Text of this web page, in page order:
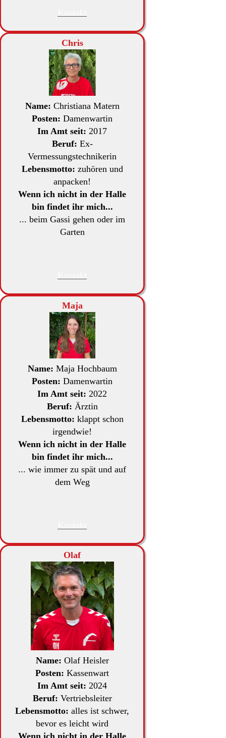
Chris
Name: Christiana Matern
Posten: Damenwartin
Im Amt seit: 2017
Beruf: Ex-
Vermessungstechnikerin
Lebensmotto: zuhören und
anpacken!
Wenn ich nicht in der Halle
bin findet ihr mich...
... beim Gassi gehen oder im
Garten
Maja
Name: Maja Hochbaum
Posten: Damenwartin
Im Amt seit: 2022
Beruf: Ärztin
Lebensmotto: klappt schon
irgendwie!
Wenn ich nicht in der Halle
bin findet ihr mich...
... wie immer zu spät und auf
dem Weg
Olaf
Name: Olaf Heisler
Posten: Kassenwart
Im Amt seit: 2024
Beruf: Vertriebsleiter
Lebensmotto: alles ist schwer,
bevor es leicht wird